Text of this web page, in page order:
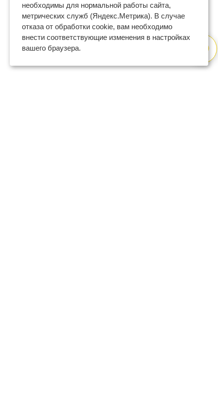
необходимы для нормальной работы сайта,
метрических служб (Яндекс.Метрика). В случае
отказа от обработки cookie, вам необходимо
внести соответствующие изменения в настройках
вашего браузера.